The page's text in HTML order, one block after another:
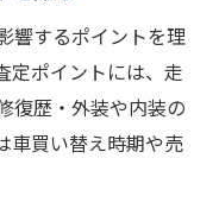
響するポイントを理
定ポイントには、走
復歴・外装や内装の
車買い替え時期や売